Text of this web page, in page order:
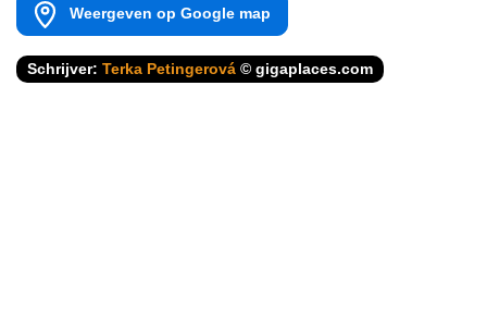
Weergeven op Google map
Schrijver: Terka Petingerová © gigaplaces.com